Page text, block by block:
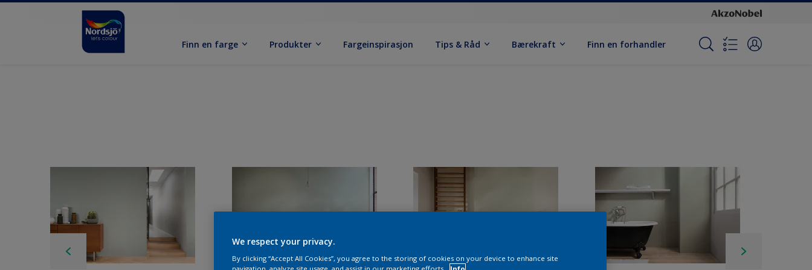
Finn en farge Produkter Fargeinspirasjon Tips & Råd Bærekraft Finn en forhandler
We respect your privacy.
By clicking “Accept All Cookies”, you agree to the storing of cookies on your device to enhance site